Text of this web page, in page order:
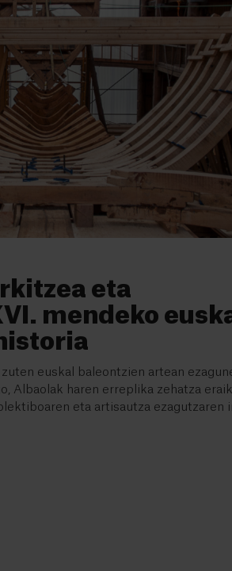
eta
mendeko
euskal baleontzien artean
Albaolak haren erreplika zehatza
eta artisautza ezagutzaren